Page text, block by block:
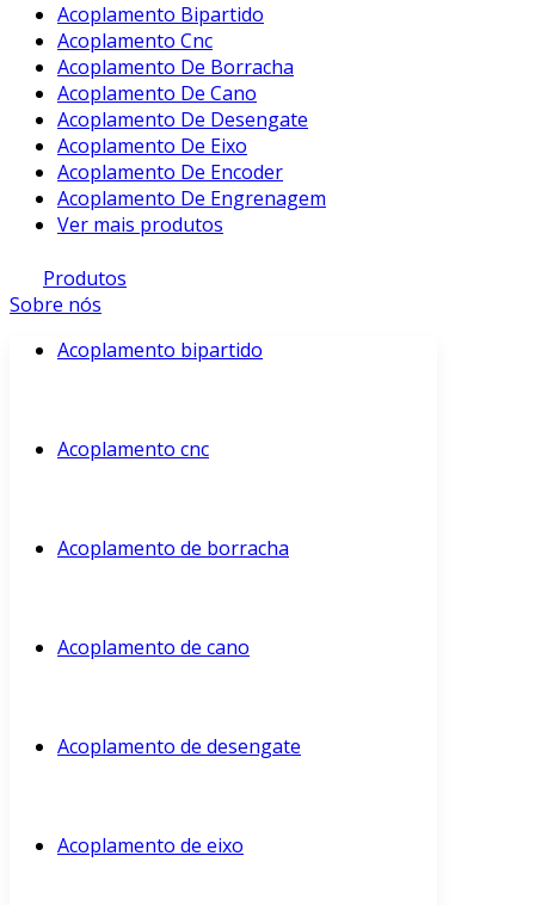
Acoplamento Bipartido
Acoplamento Cnc
Acoplamento De Borracha
Acoplamento De Cano
Acoplamento De Desengate
Acoplamento De Eixo
Acoplamento De Encoder
Acoplamento De Engrenagem
Ver mais produtos
Produtos
Sobre nós
Acoplamento bipartido
Acoplamento cnc
Acoplamento de borracha
Acoplamento de cano
Acoplamento de desengate
Acoplamento de eixo